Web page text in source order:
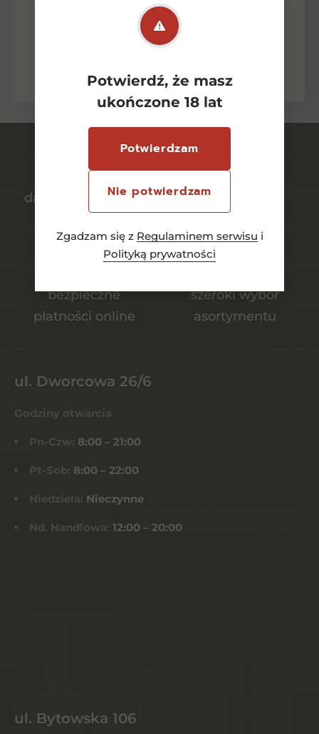
Potwierdź, że masz
ukończone 18 lat
Potwierdzam
Nie potwierdzam
Zgadzam się z Regulaminem serwisu i
Polityką prywatności
Wyrażam zgodę na przetwarzanie przez
ŹrodełkoAlkohole moich danych
osobowych w celu odpowiedzi na zadane
pytanie lub złożenie oferty zgodnie z
zasadami ochrony danych osobowych
darmowa dostawa
bezpieczny
bezpieczne
płatności online
szeroki wybór
asortymentu
ul. Dworcowa 26/6
Godziny otwarcia
Pn-Czw: 8:00 – 21:00
Pt-Sob: 8:00 – 22:00
Niedziela: Nieczynne
Nd. Handlowa: 12:00 – 20:00
ul. Bytowska 106